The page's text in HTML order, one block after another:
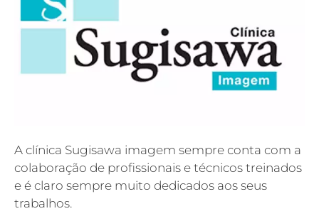
A clínica Sugisawa imagem sempre conta com a
colaboração de profissionais e técnicos treinados
e é claro sempre muito dedicados aos seus
trabalhos.